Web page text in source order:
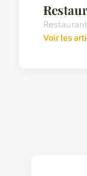
Voir les